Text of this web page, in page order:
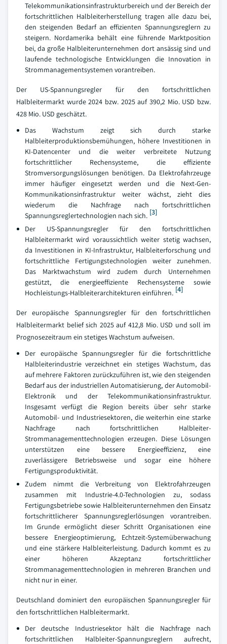
Telekommunikationsinfrastrukturbereich und der Bereich der
fortschrittlichen Halbleiterherstellung tragen alle dazu bei,
den steigenden Bedarf an effizienten Spannungsreglern zu
steigern. Nordamerika behält eine führende Marktposition
bei, da große Halbleiterunternehmen dort ansässig sind und
laufende technologische Entwicklungen die Innovation in
Strommanagementsystemen vorantreiben.
Der US-Spannungsregler für den fortschrittlichen
Halbleitermarkt wurde 2024 bzw. 2025 auf 390,2 Mio. USD bzw.
428 Mio. USD geschätzt.
Das Wachstum zeigt sich durch starke
Halbleiterproduktionsbemühungen, höhere Investitionen in
KI-Datencenter und die weiter verbreitete Nutzung
fortschrittlicher Rechensysteme, die effiziente
Stromversorgungslösungen benötigen. Da Elektrofahrzeuge
immer häufiger eingesetzt werden und die Next-Gen-
Kommunikationsinfrastruktur weiter wächst, zieht dies
wiederum die Nachfrage nach fortschrittlichen
Spannungsreglertechnologien nach sich. [3]
Der US-Spannungsregler für den fortschrittlichen
Halbleitermarkt wird voraussichtlich weiter stetig wachsen,
da Investitionen in KI-Infrastruktur, Halbleiterforschung und
fortschrittliche Fertigungstechnologien weiter zunehmen.
Das Marktwachstum wird zudem durch Unternehmen
gestützt, die energieeffiziente Rechensysteme sowie
Hochleistungs-Halbleiterarchitekturen einführen. [4]
Der europäische Spannungsregler für den fortschrittlichen
Halbleitermarkt belief sich 2025 auf 412,8 Mio. USD und soll im
Prognosezeitraum ein stetiges Wachstum aufweisen.
Der europäische Spannungsregler für die fortschrittliche
Halbleiterindustrie verzeichnet ein stetiges Wachstum, das
auf mehrere Faktoren zurückzuführen ist, wie den steigenden
Bedarf aus der industriellen Automatisierung, der Automobil-
Elektronik und der Telekommunikationsinfrastruktur.
Insgesamt verfügt die Region bereits über sehr starke
Automobil- und Industriesektoren, die weiterhin eine starke
Nachfrage nach fortschrittlichen Halbleiter-
Strommanagementtechnologien erzeugen. Diese Lösungen
unterstützen eine bessere Energieeffizienz, eine
zuverlässigere Betriebsweise und sogar eine höhere
Fertigungsproduktivität.
Zudem nimmt die Verbreitung von Elektrofahrzeugen
zusammen mit Industrie-4.0-Technologien zu, sodass
Fertigungsbetriebe sowie Halbleiterunternehmen den Einsatz
fortschrittlicherer Spannungsreglerlösungen vorantreiben.
Im Grunde ermöglicht dieser Schritt Organisationen eine
bessere Energieoptimierung, Echtzeit-Systemüberwachung
und eine stärkere Halbleiterleistung. Dadurch kommt es zu
einer höheren Akzeptanz fortschrittlicher
Strommanagementtechnologien in mehreren Branchen und
nicht nur in einer.
Deutschland dominiert den europäischen Spannungsregler für
den fortschrittlichen Halbleitermarkt.
Der deutsche Industriesektor hält die Nachfrage nach
fortschrittlichen Halbleiter-Spannungsreglern aufrecht,